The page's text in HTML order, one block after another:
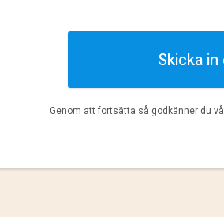
Skicka
Genom att fortsätta så godkänner du